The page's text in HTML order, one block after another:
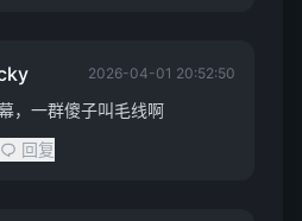
2026-04-01 20:52:50
，一群傻子叫毛线啊
回复